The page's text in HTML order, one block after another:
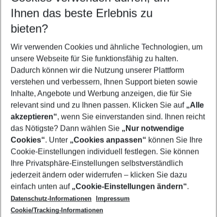
Reisezeitraum wählen
10.08.26– 08.08.27 5-8 Nächte
2 Erwachsene Keine Kinder
Mehr Filter anzeigen
Footer
Footer navigation
Über uns
AGB
Cookie-Einstellungen ändern
Cookie-Richtlinie
Datenschutz
Service & Hilfe
Barrierefreies Reisen
Check-in
Folgen Sie uns
Ihnen das beste Erlebnis zu
bieten?
Wir verwenden Cookies und ähnliche Technologien, um
unsere Webseite für Sie funktionsfähig zu halten.
Dadurch können wir die Nutzung unserer Plattform
verstehen und verbessern, Ihnen Support bieten sowie
Inhalte, Angebote und Werbung anzeigen, die für Sie
relevant sind und zu Ihnen passen. Klicken Sie auf „Alle
akzeptieren“, wenn Sie einverstanden sind. Ihnen reicht
das Nötigste? Dann wählen Sie „Nur notwendige
Cookies“. Unter „Cookies anpassen“ können Sie Ihre
Cookie-Einstellungen individuell festlegen. Sie können
Ihre Privatsphäre-Einstellungen selbstverständlich
jederzeit ändern oder widerrufen – klicken Sie dazu
einfach unten auf „Cookie-Einstellungen ändern“.
Datenschutz-Informationen
Impressum
Cookie/Tracking-Informationen